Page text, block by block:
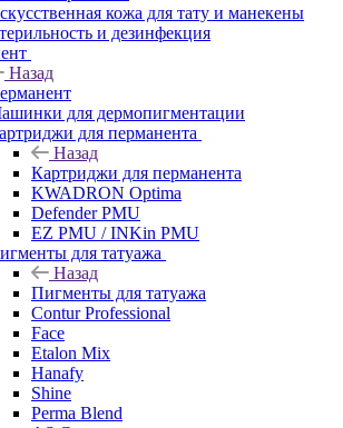
кожа для тату и манекены
и дезинфекция
Назад
для дермопигментации
для перманента
Назад
Картриджи для перманента
KWADRON Optima
Defender PMU
EZ PMU / INKin PMU
для татуажа
Назад
Пигменты для татуажа
Contur Professional
Face
Etalon Mix
Hanafy
Shine
Perma Blend